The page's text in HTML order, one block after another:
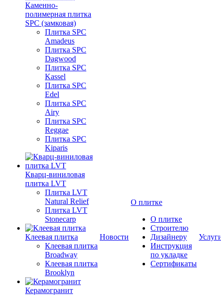
Каменно-
полимерная плитка
SPC (замковая)
Плитка SPC
Amadeus
Плитка SPC
Dagwood
Плитка SPC
Kassel
Плитка SPC
Edel
Плитка SPC
Airy
Плитка SPC
Reggae
Плитка SPC
Kiparis
Кварц-виниловая
плитка LVT
Плитка LVT
Natural Relief
Плитка LVT
Stonecarp
Клеевая плитка
Клеевая плитка
Broadway
Клеевая плитка
Brooklyn
Керамогранит
Новости
О плитке
О плитке
Строителю
Дизайнеру
Инструкция
по укладке
Сертификаты